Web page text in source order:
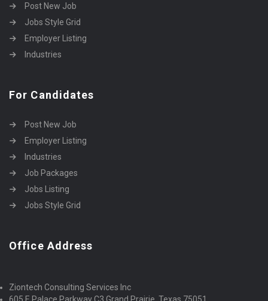
Post New Job
Jobs Style Grid
Employer Listing
Industries
For Candidates
Post New Job
Employer Listing
Industries
Job Packages
Jobs Listing
Jobs Style Grid
Office Address
Ziontech Consulting Services Inc
605 E Palace Parkway C3 Grand Prairie, Texas 75051